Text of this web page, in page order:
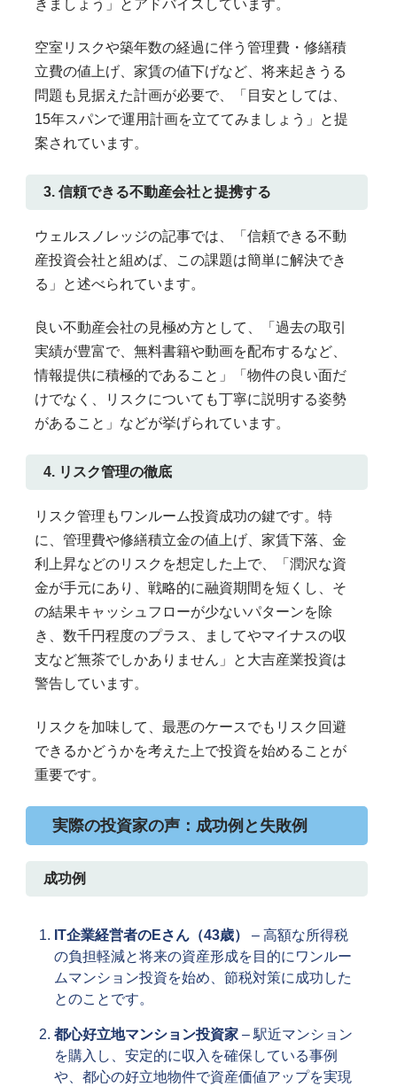
きましょう」とアドバイスしています。
空室リスクや築年数の経過に伴う管理費・修繕積
立費の値上げ、家賃の値下げなど、将来起きうる
問題も見据えた計画が必要で、「目安としては、
15年スパンで運用計画を立ててみましょう」と提
案されています。
3. 信頼できる不動産会社と提携する
ウェルスノレッジの記事では、「信頼できる不動
産投資会社と組めば、この課題は簡単に解決でき
る」と述べられています。
良い不動産会社の見極め方として、「過去の取引
実績が豊富で、無料書籍や動画を配布するなど、
情報提供に積極的であること」「物件の良い面だ
けでなく、リスクについても丁寧に説明する姿勢
があること」などが挙げられています。
4. リスク管理の徹底
リスク管理もワンルーム投資成功の鍵です。特
に、管理費や修繕積立金の値上げ、家賃下落、金
利上昇などのリスクを想定した上で、「潤沢な資
金が手元にあり、戦略的に融資期間を短くし、そ
の結果キャッシュフローが少ないパターンを除
き、数千円程度のプラス、ましてやマイナスの収
支など無茶でしかありません」と大吉産業投資は
警告しています。
リスクを加味して、最悪のケースでもリスク回避
できるかどうかを考えた上で投資を始めることが
重要です。
実際の投資家の声：成功例と失敗例
成功例
IT企業経営者のEさん（43歳）
– 高額な所得税
の負担軽減と将来の資産形成を目的にワンルー
ムマンション投資を始め、節税対策に成功した
とのことです。
都心好立地マンション投資家– 駅近マンション
を購入し、安定的に収入を確保している事例
や、都心の好立地物件で資産価値アップを実現